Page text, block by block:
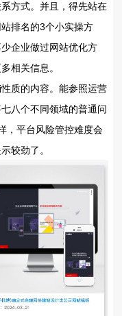
方式。并且，得先站在
排名的3个小实操方
企业做过网站优化方
相关信息。
质的内容。能参照运营
八个不同领域的普通问
，平台风险管控难度会
较劲了。